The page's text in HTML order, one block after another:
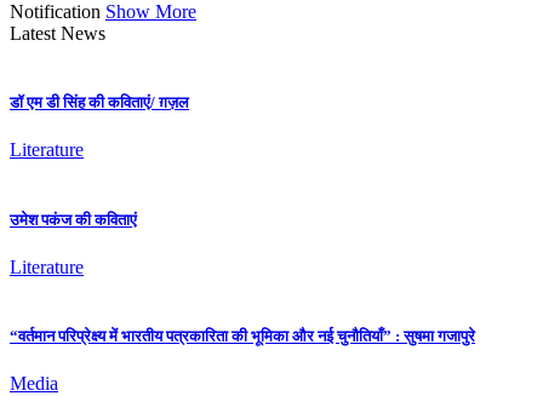
Notification Show More
Latest News
डॉ एम डी सिंह की कविताएं/ ग़ज़ल
Literature
उमेश पकंज की कविताएं
Literature
“वर्तमान परिप्रेक्ष्य में भारतीय पत्रकारिता की भूमिका और नई चुनौतियाँ” : सुषमा गजापुरे
Media